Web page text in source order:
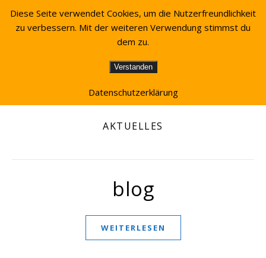
AKTUELLES
blog
WEITERLESEN
Diese Seite verwendet Cookies, um die Nutzerfreundlichkeit
zu verbessern. Mit der weiteren Verwendung stimmst du
dem zu.
Verstanden
Datenschutzerklärung